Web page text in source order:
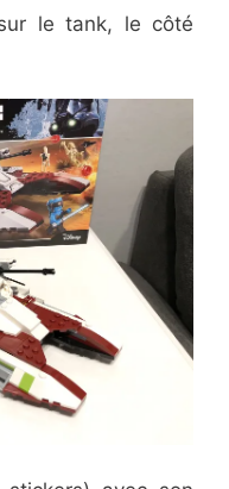
le tank, le côté